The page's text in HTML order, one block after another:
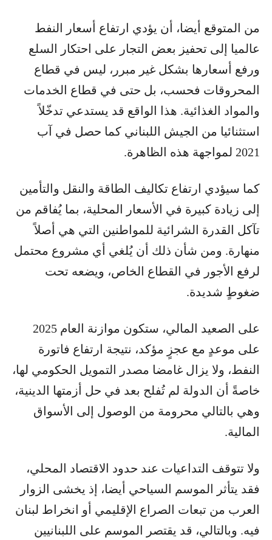
من المتوقع أيضا، أن يؤدي ارتفاع أسعار النفط
عالميا إلى تحفيز بعض التجار على احتكار السلع
ورفع أسعارها بشكل غير مبرر، ليس في قطاع
المحروقات فحسب، بل حتى في قطاع الخدمات
والمواد الغذائية. هذا الواقع قد يستدعي تدخّلاً
استثنائيا من الجيش اللبناني كما حصل في آب
2021 لمواجهة هذه الظاهرة.
كما سيؤدي ارتفاع تكاليف الطاقة والنقل والتأمين
إلى زيادة كبيرة في الأسعار المحلية، بما يُفاقم من
تآكل القدرة الشرائية للمواطنين التي هي أصلاً
منهارة. ومن شأن ذلك أن يُلغي أي مشروع محتمل
لرفع الأجور في القطاع الخاص، ويضعه تحت
ضغوطٍ شديدة.
على الصعيد المالي، ستكون موازنة العام 2025
على موعدٍ مع عجزٍ مؤكد، نتيجة ارتفاع فاتورة
النفط، ولا يزال غامضا مصدر التمويل الحكومي لها،
خاصةً أن الدولة لم تُفلح بعد في حل أزمتها الدينية،
وهي بالتالي محرومة من الوصول إلى الأسواق
المالية.
ولا تتوقف التداعيات عند حدود الاقتصاد المحلي،
فقد يتأثر الموسم السياحي أيضا، إذ يخشى الزوار
العرب من تبعات الصراع الإقليمي أو انخراط لبنان
فيه. وبالتالي، قد يقتصر الموسم على اللبنانيين